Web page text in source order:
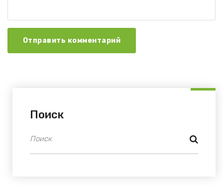
Отправить комментарий
Поиск